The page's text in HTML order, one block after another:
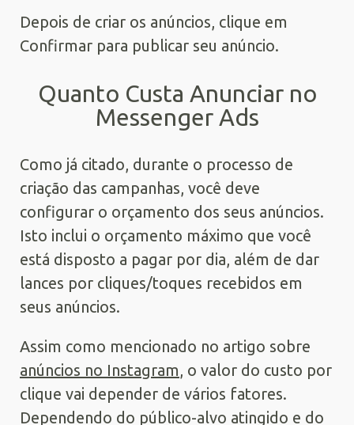
Depois de criar os anúncios, clique em
Confirmar para publicar seu anúncio.
Quanto Custa Anunciar no
Messenger Ads
Como já citado, durante o processo de
criação das campanhas, você deve
configurar o orçamento dos seus anúncios.
Isto inclui o orçamento máximo que você
está disposto a pagar por dia, além de dar
lances por cliques/toques recebidos em
seus anúncios.
Assim como mencionado no artigo sobre
anúncios no Instagram, o valor do custo por
clique vai depender de vários fatores.
Dependendo do público-alvo atingido e do